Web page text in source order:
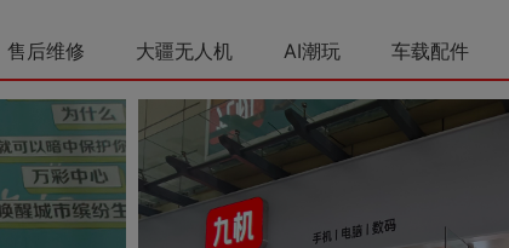
售后维修 大疆无人机 AI潮玩 车载配件